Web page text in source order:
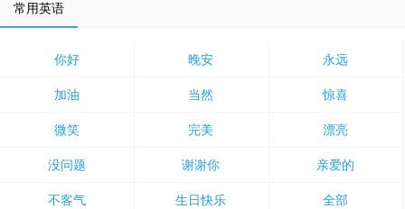
常用英语
你好 晚安 永远
加油 当然 惊喜
微笑 完美 漂亮
没问题 谢谢你 亲爱的
不客气 生日快乐 全部